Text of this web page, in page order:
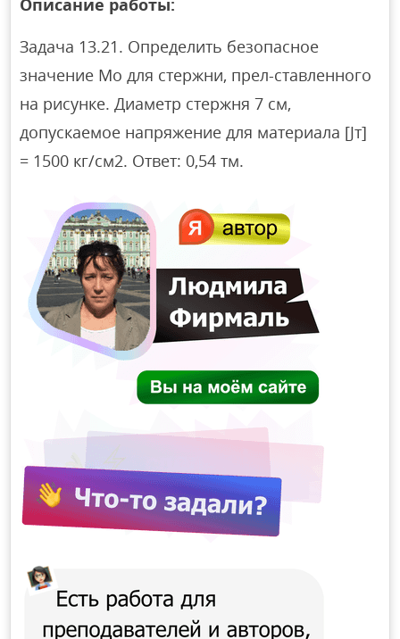
Задача 13.21. Определить безопасное
значение Мо для стержни, прел-ставленного
на рисунке. Диаметр стержня 7 см,
допускаемое напряжение для материала [Jт]
= 1500 кг/см2. Ответ: 0,54 тм.